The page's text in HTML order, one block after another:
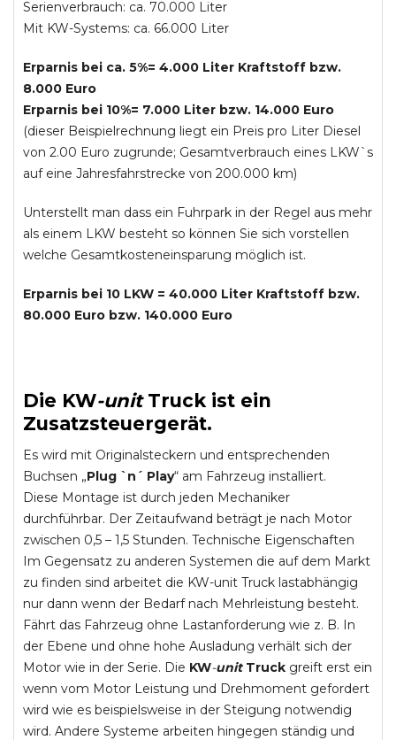
Serienverbrauch: ca. 70.000 Liter
Mit KW-Systems: ca. 66.000 Liter
Erparnis bei ca. 5%= 4.000 Liter Kraftstoff bzw.
8.000 Euro
Erparnis bei 10%= 7.000 Liter bzw. 14.000 Euro
(dieser Beispielrechnung liegt ein Preis pro Liter Diesel
von 2.00 Euro zugrunde; Gesamtverbrauch eines LKW`s
auf eine Jahresfahrstrecke von 200.000 km)
Unterstellt man dass ein Fuhrpark in der Regel aus mehr
als einem LKW besteht so können Sie sich vorstellen
welche Gesamtkosteneinsparung möglich ist.
Erparnis bei 10 LKW = 40.000 Liter Kraftstoff bzw.
80.000 Euro bzw. 140.000 Euro
Die KW-unit Truckist ein
Zusatzsteuergerät.
Es wird mit Originalsteckern und entsprechenden
Buchsen „Plug `n´ Play“ am Fahrzeug installiert.
Diese Montage ist durch jeden Mechaniker
durchführbar. Der Zeitaufwand beträgt je nach Motor
zwischen 0,5 – 1,5 Stunden. Technische Eigenschaften
Im Gegensatz zu anderen Systemen die auf dem Markt
zu finden sind arbeitet die KW-unit Truck lastabhängig
nur dann wenn der Bedarf nach Mehrleistung besteht.
Fährt das Fahrzeug ohne Lastanforderung wie z. B. In
der Ebene und ohne hohe Ausladung verhält sich der
Motor wie in der Serie. Die KW-unit Truck greift erst ein
wenn vom Motor Leistung und Drehmoment gefordert
wird wie es beispielsweise in der Steigung notwendig
wird. Andere Systeme arbeiten hingegen ständig und